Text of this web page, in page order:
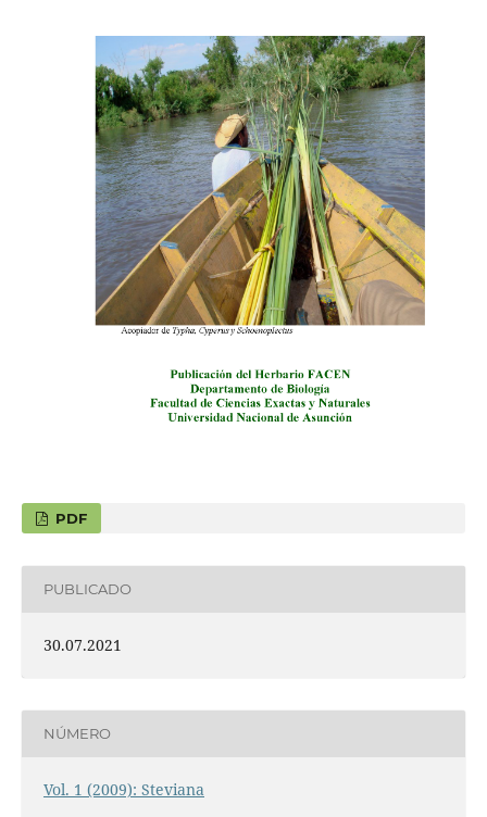
PDF
PUBLICADO
30.07.2021
NÚMERO
Vol. 1 (2009): Steviana